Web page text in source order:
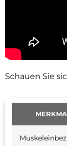
Schauen Sie